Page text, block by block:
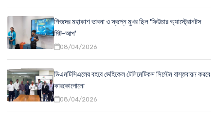
শিশুদের মহাকাশ ভাবনা ও স্বপ্নে মুখর ছিল 'ফিউচার অ্যাস্ট্রোনটস
মিট-আপ'
08/04/2026
ডিএমটিসিএলের বহরে ভেহিকেল টেলিমেটিকস সিস্টেম বাস্তবায়ন করবে
কারকোপোলো
08/04/2026